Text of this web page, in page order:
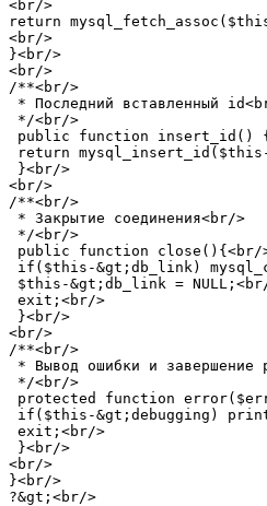
<br/>
return
<br/>
}<br/>
<br/>
/**<br/>
* Последний вставленный
*/<br/>
public function insert_id()
return
}<br/>
<br/>
/**<br/>
* Закрытие соединения<br/>
*/<br/>
public function close(){<br/
if($this-&gt;db_link)
$this-&gt;db_link =
exit;<br/>
}<br/>
<br/>
/**<br/>
* Вывод ошибки и завершение
*/<br/>
protected function
if($this-&gt;debugging)
exit;<br/>
}<br/>
<br/>
}<br/>
?&gt;<br/>